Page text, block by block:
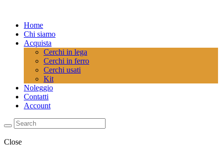
Home
Chi siamo
Acquista
Cerchi in lega
Cerchi in ferro
Cerchi usati
Kit
Noleggio
Contatti
Account
Close